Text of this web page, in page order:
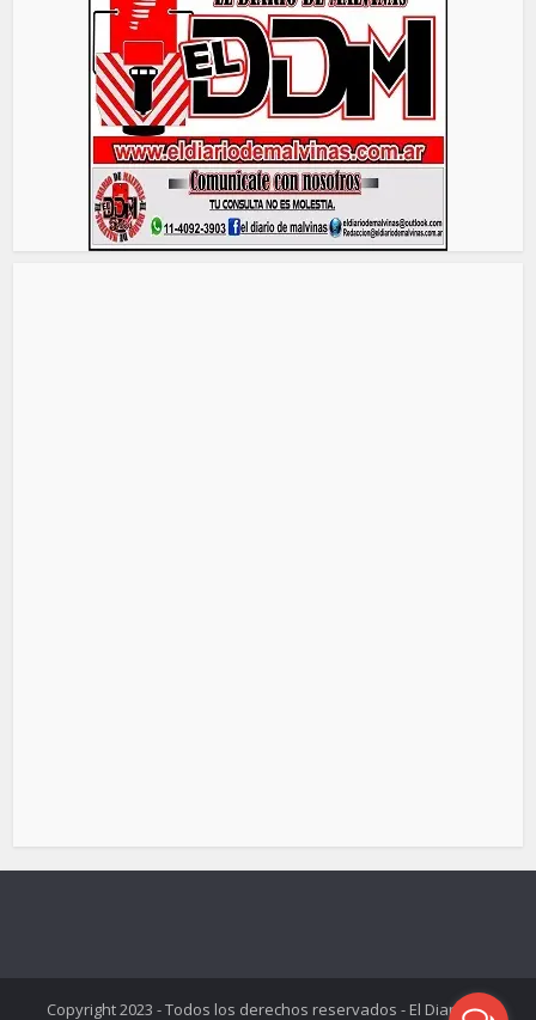
Copyright 2023 - Todos los derechos reservados - El Diario de